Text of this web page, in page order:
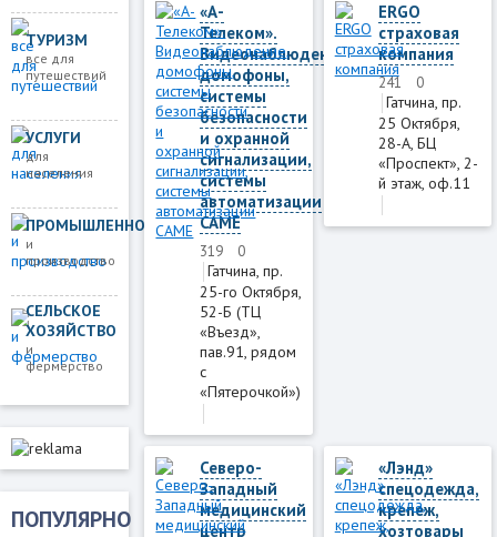
ТУРИЗМ
все для
путешествий
УСЛУГИ
для
населения
ПРОМЫШЛЕННОСТЬ
и
производство
СЕЛЬСКОЕ
ХОЗЯЙСТВО
и
фермерство
ПОПУЛЯРНО
«А-
Телеком».
Видеонаблюдение,
домофоны,
системы
безопасности
и охранной
сигнализации,
системы
автоматизации
CAME
319 0
Гатчина, пр.
25-го Октября,
52-Б (ТЦ
«Въезд»,
пав.91, рядом
с
«Пятeрочкой»)
ERGO
страховая
компания
241 0
Гатчина, пр.
25 Октября,
28-А, БЦ
«Проспект», 2-
й этаж, оф.11
Северо-
Западный
медицинский
центр
«Лэнд»
спецодежда,
крепеж,
хозтовары